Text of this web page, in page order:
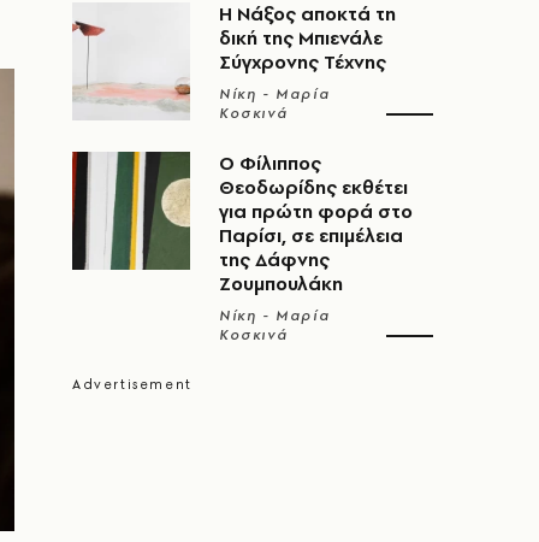
Η Νάξος αποκτά τη
δική της Μπιενάλε
Σύγχρονης Τέχνης
Νίκη - Μαρία
Κοσκινά
Ο Φίλιππος
Θεοδωρίδης εκθέτει
για πρώτη φορά στο
Παρίσι, σε επιμέλεια
της Δάφνης
Ζουμπουλάκη
Νίκη - Μαρία
Κοσκινά